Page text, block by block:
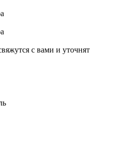
с вами и уточнят